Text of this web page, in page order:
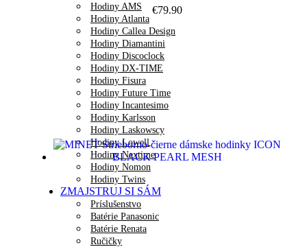
Hodiny AMS
Hodiny Atlanta
Hodiny Callea Design
Hodiny Diamantini
Hodiny Discoclock
Hodiny DX-TIME
Hodiny Fisura
Hodiny Future Time
Hodiny Incantesimo
Hodiny Karlsson
Hodiny Laskowscy
Hodiny Lowell
Hodiny Nextime
Hodiny Nomon
Hodiny Twins
ZMAJSTRUJ SI SÁM
Príslušenstvo
Batérie Panasonic
Batérie Renata
Ručičky
€79.90